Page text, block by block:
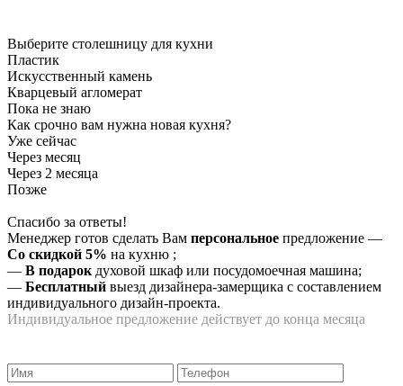
Выберите столешницу для кухни
Пластик
Искусственный камень
Кварцевый агломерат
Пока не знаю
Как срочно вам нужна новая кухня?
Уже сейчас
Через месяц
Через 2 месяца
Позже
Спасибо за ответы!
Менеджер готов сделать Вам персональное предложение —
Со скидкой 5% на кухню ;
— В подарок духовой шкаф или посудомоечная машина;
— Бесплатный выезд дизайнера-замерщика с составлением
индивидуального дизайн-проекта.
Индивидуальное предложение действует до конца месяца